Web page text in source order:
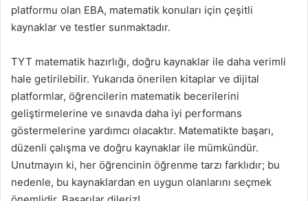
platformu olan EBA, matematik konuları için çeşitli
kaynaklar ve testler sunmaktadır.
TYT matematik hazırlığı, doğru kaynaklar ile daha verimli
hale getirilebilir. Yukarıda önerilen kitaplar ve dijital
platformlar, öğrencilerin matematik becerilerini
geliştirmelerine ve sınavda daha iyi performans
göstermelerine yardımcı olacaktır. Matematikte başarı,
düzenli çalışma ve doğru kaynaklar ile mümkündür.
Unutmayın ki, her öğrencinin öğrenme tarzı farklıdır; bu
nedenle, bu kaynaklardan en uygun olanlarını seçmek